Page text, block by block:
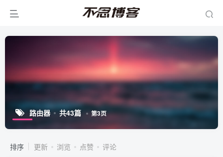
路由器 共43篇 第3页
排序 更新 浏览 点赞 评论